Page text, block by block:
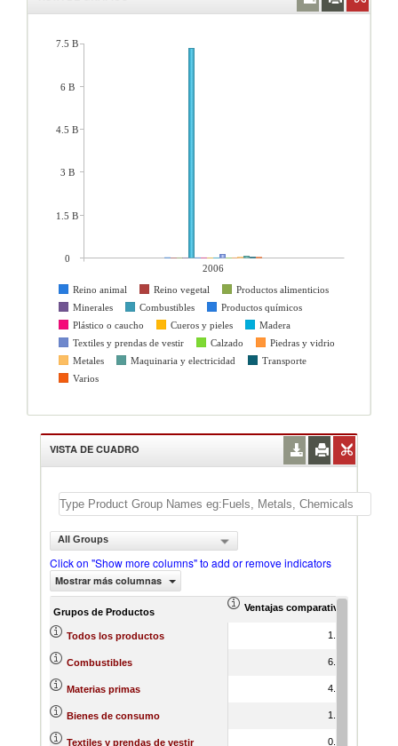
2006
Reino animal
Reino vegetal
Productos alimenticios
Minerales
Combustibles
Productos químicos
Plástico o caucho
Cueros y pieles
Madera
Textiles y prendas de vestir
Calzado
Piedras y vidrio
Metales
Maquinaria y electricidad
Transporte
Varios
7.5 B
6 B
4.5 B
3 B
1.5 B
0
VISTA DE CUADRO
All Groups
Click on "Show more columns" to add or remove indicators
Mostrar más columnas
Grupos de Productos Ventajas comparativas reveladas
Todos los productos 1.00
Combustibles 6.37
Materias primas 4.72
Bienes de consumo 1.05
Textiles y prendas de vestir 0.63